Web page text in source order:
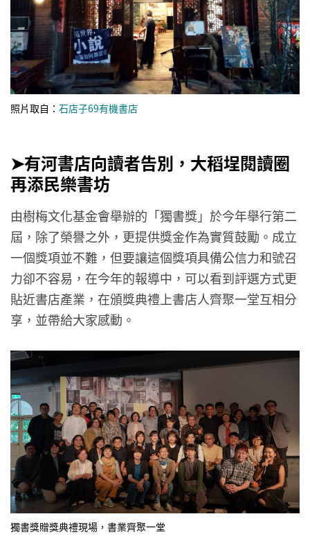
照片取自： 石店子69有機書店
➤有河書店向讀者告別，大稻埕閱讀圈
再添民樂書坊
由樹梅文化基金會舉辦的「獨書獎」於今年舉行第二
屆，除了榮譽之外，更提供獎金作為實質鼓勵。成立
一個獎項並不難，但要讓這個獎項具備公信力和號召
力卻不容易，在今年的報導中，可以看到評選方式更
貼近書店產業，在頒獎典禮上書店人齊聚一堂互相分
享，並帶給大家感動。
獨書獎贈獎典禮現場，書業齊聚一堂